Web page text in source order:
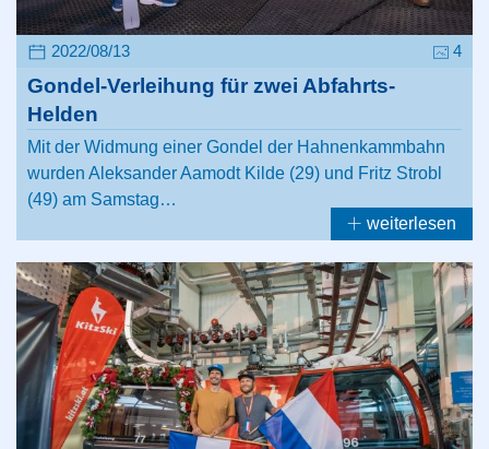
2022/08/13 4
Gondel-Verleihung für zwei Abfahrts-
Helden
Mit der Widmung einer Gondel der Hahnenkammbahn
wurden Aleksander Aamodt Kilde (29) und Fritz Strobl
(49) am Samstag…
weiterlesen